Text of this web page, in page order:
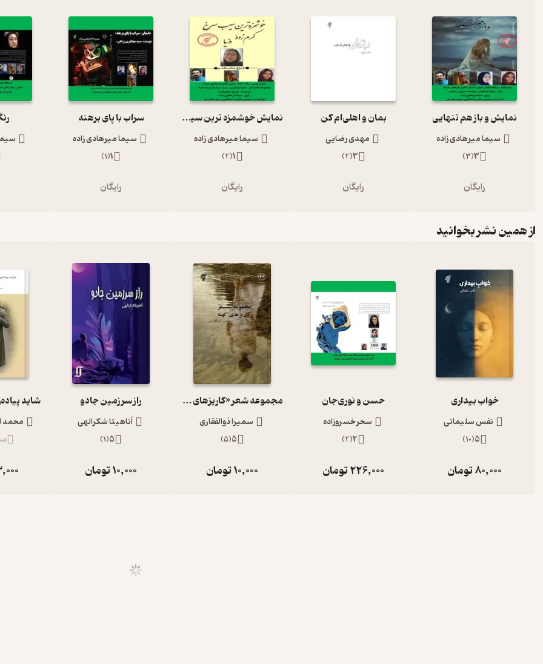
نمایش و باز هم تنهایی
سیما میرهادی زاده
3
(
3
)
رایگان
بمان و اهلی‌ام کن
مهدی رضایی
3
(
2
)
رایگان
نمایش خوشمزه ترین سیب سرخ کرم زده دنیا
سیما میرهادی زاده
1
(
2
)
رایگان
سراب با پای برهنه
سیما میرهادی زاده
1
(
1
)
رایگان
از همین نشر بخوانید
خواب بیداری
نفس سلیمانی
5
(
10
)
80,000تومان
حسن و نوری‌جان
سحر خسروزاده
2
(
2
)
226,000تومان
مجموعه شعر «کاریزهای کهنه»
سمیرا ذوالفقاری
5
(
5
)
10,000تومان
راز سرزمین جادو
آناهیتا شکرالهی
5
(
1
)
10,000تومان
محمد